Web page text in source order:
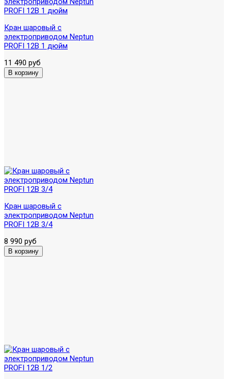
Кран шаровый с
электроприводом Neptun
PROFI 12В 1 дюйм
11 490 руб
Кран шаровый с
электроприводом Neptun
PROFI 12В 3/4
8 990 руб